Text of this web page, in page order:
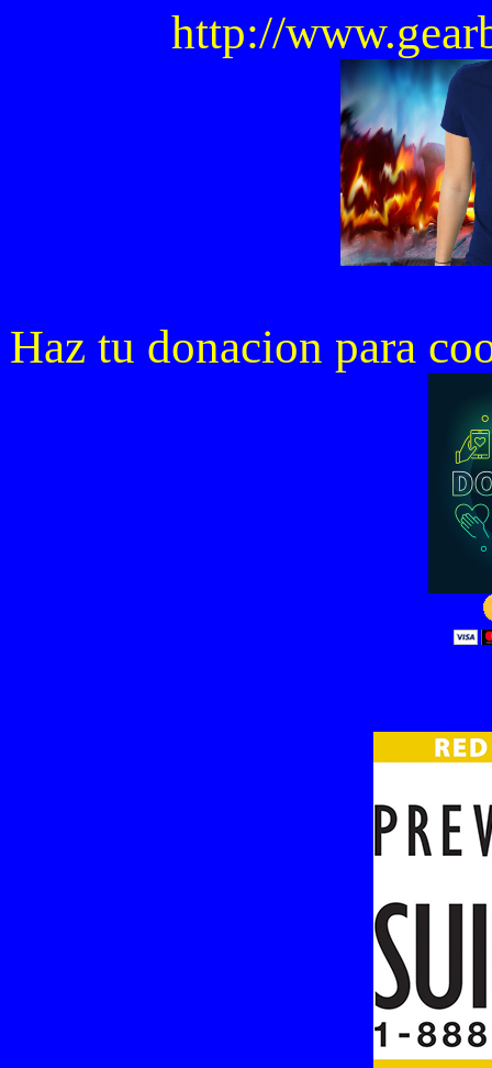
http://
Haz tu donacion para